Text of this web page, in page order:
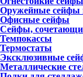
Оружейные
Офисные сейфы
Сейфы,
Темпокассы
Термостаты
Эксклюзивные
Металлические